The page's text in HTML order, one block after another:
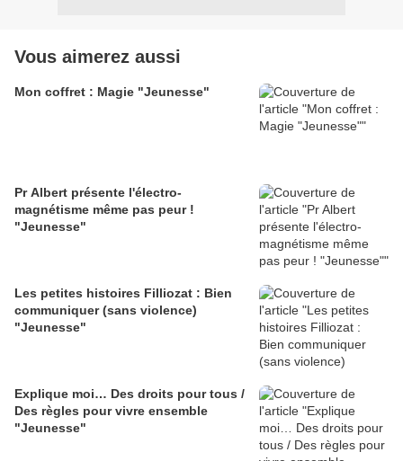
Vous aimerez aussi
Mon coffret : Magie "Jeunesse"
Pr Albert présente l'électro-
magnétisme même pas peur !
"Jeunesse"
Les petites histoires Filliozat : Bien
communiquer (sans violence)
"Jeunesse"
Explique moi… Des droits pour tous /
Des règles pour vivre ensemble
"Jeunesse"